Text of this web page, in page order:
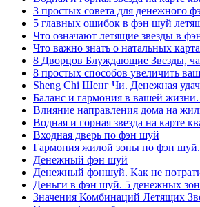
3 простых совета для денежного
5 главных ошибок в фэн шуй
Что означают летящие звезды в
Что важно знать о натальных
8 Дворцов Блуждающие Звезды,
8 простых способов увеличить
Sheng Chi Шенг Чи. Денежная
Баланс и гармония в вашей
Влияние направления дома на
Водная и горная звезда на карте
Входная дверь по фэн шуй
Гармония жилой зоны по фэн шуй.
Денежный фэн шуй
Денежный фэншуй. Как не
Деньги в фэн шуй. 5 денежных
Значения Комбинаций Летящих